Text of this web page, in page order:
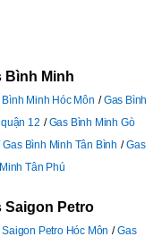
Bình Minh
Bình Minh Hóc Môn
Gas Bình
12
Gas Bình Minh Gò
Gas Bình Minh Tân Bình
Gas
Tân Phú
Saigon Petro
Saigon Petro Hóc Môn
Gas